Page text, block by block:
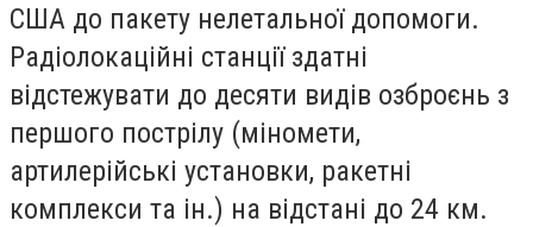
США до пакету нелетальної допомоги.
Радіолокаційні станції здатні
відстежувати до десяти видів озброєнь з
першого пострілу (міномети,
артилерійські установки, ракетні
комплекси та ін.) на відстані до 24 км.